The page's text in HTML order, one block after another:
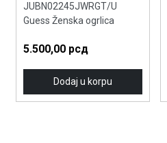
JUBN02245JWRGT/U
Guess Ženska ogrlica
5.500,00 рсд
Dodaj u korpu